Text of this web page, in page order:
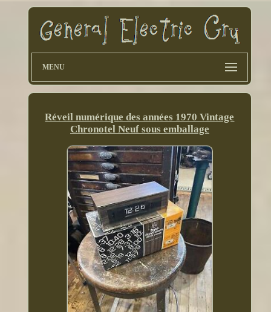
MENU
Réveil numérique des années 1970 Vintage
Chronotel Neuf sous emballage